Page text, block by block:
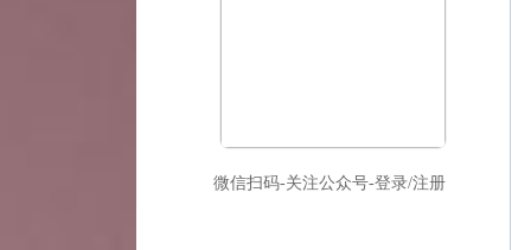
微信扫码-关注公众号-登录/注册